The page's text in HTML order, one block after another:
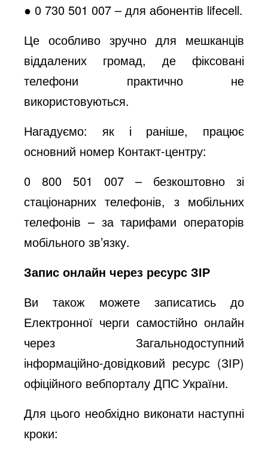
● 0 730 501 007 – для абонентів lifecell.
Це особливо зручно для мешканців
віддалених громад, де фіксовані
телефони практично не
використовуються.
Нагадуємо: як і раніше, працює
основний номер Контакт-центру:
0 800 501 007 – безкоштовно зі
стаціонарних телефонів, з мобільних
телефонів – за тарифами операторів
мобільного зв’язку.
Запис онлайн через ресурс ЗІР
Ви також можете записатись до
Електронної черги самостійно онлайн
через Загальнодоступний
інформаційно-довідковий ресурс (ЗІР)
офіційного вебпорталу ДПС України.
Для цього необхідно виконати наступні
кроки: